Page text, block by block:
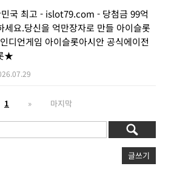
국 최고 - islot79.com - 당첨금 99억
세요.당신을 억만장자로 만들 아이슬롯
디언게임 아이슬롯아시안 공식에이전
★
1 » 마지막
글쓰기